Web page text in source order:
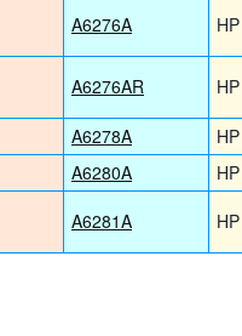
A6276A HP
A6276AR HP
A6278A
HP
A6280A
HP
A6281A
HP